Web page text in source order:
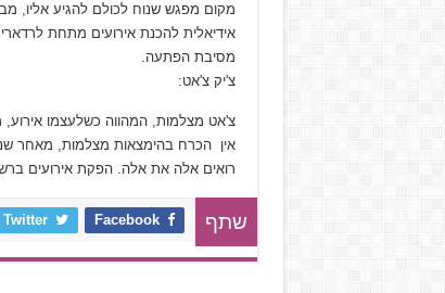
מקום מפגש שנוח לכולם להגיע אליו,
אידיאלית להכנת אירועים מתחת
מסיבת הפתעה.
צ'יק צ'אט:
צ'אט מצלמות, המהווה כשלעצמו
אין הכרח בהימצאות מצלמות, מאחר
רואים אלה את אלה. הפקת אירועים
שתף Facebook
Twitter